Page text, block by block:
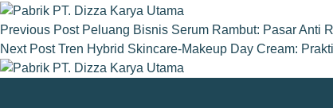
Previous Post Peluang Bisnis Serum Rambut: Pasar Anti
Next Post Tren Hybrid Skincare-Makeup Day Cream: